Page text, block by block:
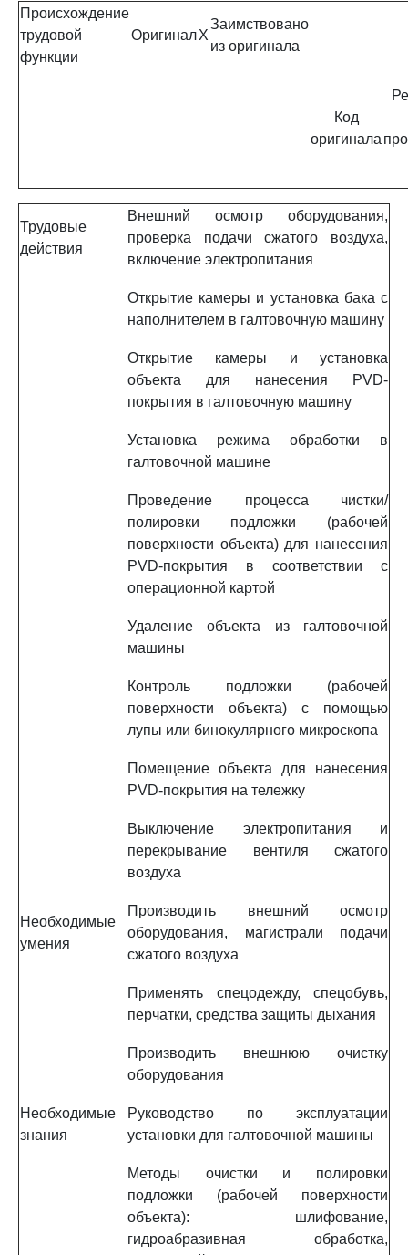
Происхождение
трудовой
функции
ОригиналX
Заимствовано
из оригинала
Код
оригинала
Трудовые
действия
Внешний осмотр оборудования,
проверка подачи сжатого воздуха,
включение электропитания
Открытие камеры и установка бака с
наполнителем в галтовочную машину
Открытие камеры и установка
объекта для нанесения PVD-
покрытия в галтовочную машину
Установка режима обработки в
галтовочной машине
Проведение процесса чистки/
полировки подложки (рабочей
поверхности объекта) для нанесения
PVD-покрытия в соответствии с
операционной картой
Удаление объекта из галтовочной
машины
Контроль подложки (рабочей
поверхности объекта) с помощью
лупы или бинокулярного микроскопа
Помещение объекта для нанесения
PVD-покрытия на тележку
Выключение электропитания и
перекрывание вентиля сжатого
воздуха
Необходимые
умения
Производить внешний осмотр
оборудования, магистрали подачи
сжатого воздуха
Применять спецодежду, спецобувь,
перчатки, средства защиты дыхания
Производить внешнюю очистку
оборудования
Необходимые
знания
Руководство по эксплуатации
установки для галтовочной машины
Методы очистки и полировки
подложки (рабочей поверхности
объекта): шлифование,
гидроабразивная обработка,